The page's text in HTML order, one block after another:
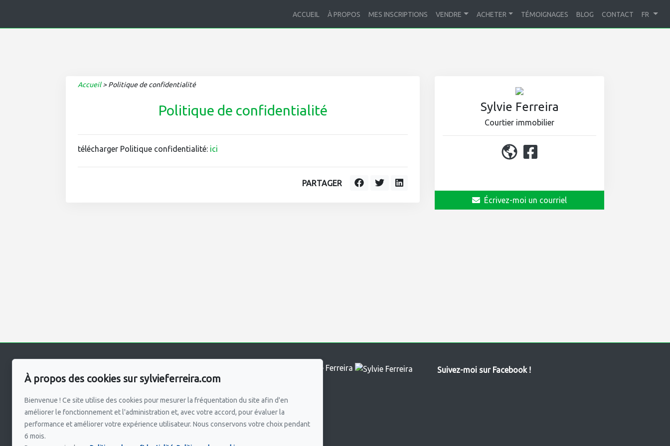
ACCUEIL À PROPOS MES INSCRIPTIONS VENDRE ACHETER TÉMOIGNAGES BLOG CONTACT FR
Accueil >Politique de confidentialité
Politique de confidentialité
télécharger Politique confidentialité: ici
PARTAGER
Sylvie Ferreira
Courtier immobilier
Écrivez-moi un courriel
Accueil
Mes Inscriptions
Vendre
GROUPE SUTTON SYNERGIE INC.
Écrivez-moi un courriel
Suivez-moi sur Facebook !
À propos des cookies sur sylvieferreira.com
Bienvenue ! Ce site utilise des cookies pour mesurer la fréquentation du site afin d'en
améliorer le fonctionnement et l'administration et, avec votre accord, pour évaluer la
performance et améliorer votre expérience utilisateur. Nous conservons votre choix pendant
6 mois.